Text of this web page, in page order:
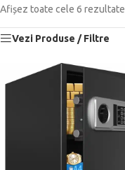
Afișez toate cele 6 rezultate
Vezi Produse / Filtre